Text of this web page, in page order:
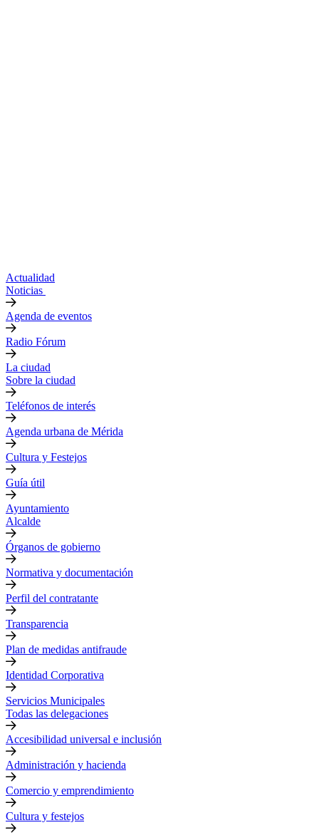
Actualidad
Noticias
Agenda de eventos
Radio Fórum
La ciudad
Sobre la ciudad
Teléfonos de interés
Agenda urbana de Mérida
Cultura y Festejos
Guía útil
Ayuntamiento
Alcalde
Órganos de gobierno
Normativa y documentación
Perfil del contratante
Transparencia
Plan de medidas antifraude
Identidad Corporativa
Servicios Municipales
Todas las delegaciones
Accesibilidad universal e inclusión
Administración y hacienda
Comercio y emprendimiento
Cultura y festejos